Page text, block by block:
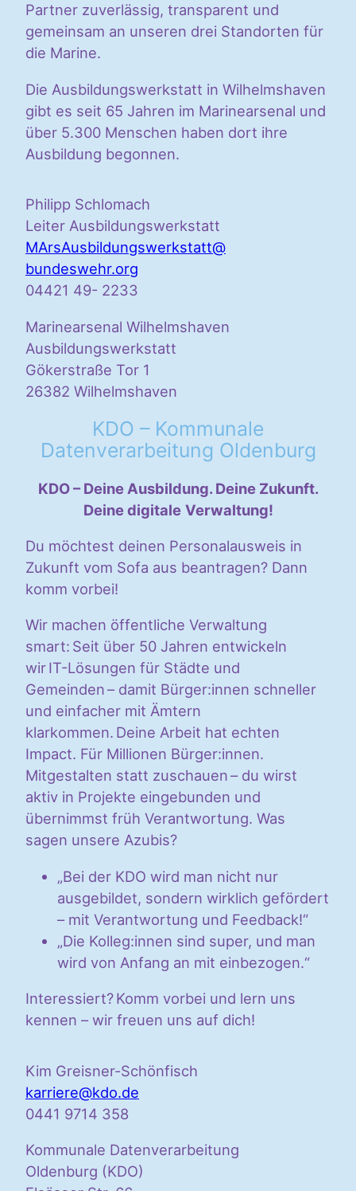
Partner zuverlässig, transparent und
gemeinsam an unseren drei Standorten für
die Marine.
Die Ausbildungswerkstatt in Wilhelmshaven
gibt es seit 65 Jahren im Marinearsenal und
über 5.300 Menschen haben dort ihre
Ausbildung begonnen.
Philipp Schlomach
Leiter Ausbildungswerkstatt
MArsAusbildungswerkstatt@
bundeswehr.org
04421 49- 2233
Marinearsenal Wilhelmshaven
Ausbildungswerkstatt
Gökerstraße Tor 1
26382 Wilhelmshaven
KDO – Kommunale
Datenverarbeitung Oldenburg
KDO – Deine Ausbildung. Deine Zukunft.
Deine digitale Verwaltung!
Du möchtest deinen Personalausweis in
Zukunft vom Sofa aus beantragen? Dann
komm vorbei!
Wir machen öffentliche Verwaltung
smart: Seit über 50 Jahren entwickeln
wir IT-Lösungen für Städte und
Gemeinden – damit Bürger:innen schneller
und einfacher mit Ämtern
klarkommen. Deine Arbeit hat echten
Impact. Für Millionen Bürger:innen.
Mitgestalten statt zuschauen – du wirst
aktiv in Projekte eingebunden und
übernimmst früh Verantwortung. Was
sagen unsere Azubis?
„Bei der KDO wird man nicht nur
ausgebildet, sondern wirklich gefördert
– mit Verantwortung und Feedback!“
„Die Kolleg:innen sind super, und man
wird von Anfang an mit einbezogen.“
Interessiert? Komm vorbei und lern uns
kennen – wir freuen uns auf dich!
Kim Greisner-Schönfisch
karriere@kdo.de
0441 9714 358
Kommunale Datenverarbeitung
Oldenburg (KDO)